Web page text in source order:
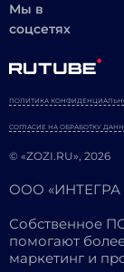
Мы в
соцсетях
© «ZOZI.RU», 2026
ПОЛИТИКА
СОГЛАСИЕ НА ОБРАБОТКУ
ООО «ИНТЕГРА
Собственное
помогают
маркетинг и